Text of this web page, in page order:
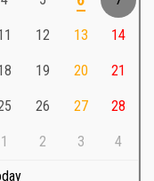
12 13 14
19 20 21
26 27 28
1 2 3 4